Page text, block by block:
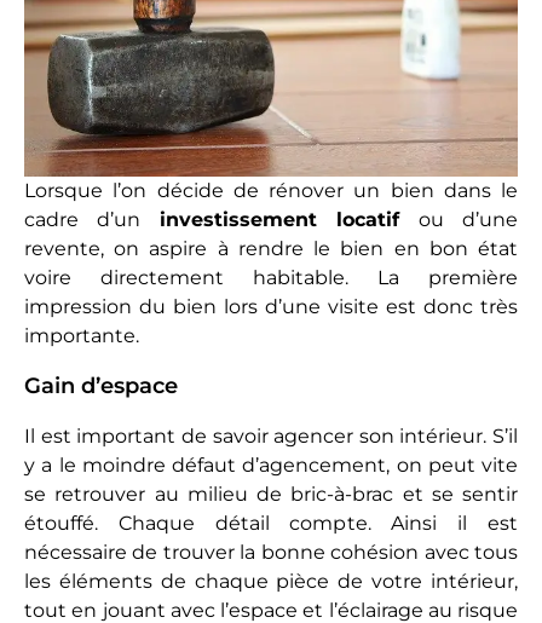
Lorsque l’on décide de rénover un bien dans le
cadre d’un investissement locatif ou d’une
revente, on aspire à rendre le bien en bon état
voire directement habitable. La première
impression du bien lors d’une visite est donc très
importante.
Gain d’espace
Il est important de savoir agencer son intérieur. S’il
y a le moindre défaut d’agencement, on peut vite
se retrouver au milieu de bric-à-brac et se sentir
étouffé. Chaque détail compte. Ainsi il est
nécessaire de trouver la bonne cohésion avec tous
les éléments de chaque pièce de votre intérieur,
tout en jouant avec l’espace et l’éclairage au risque